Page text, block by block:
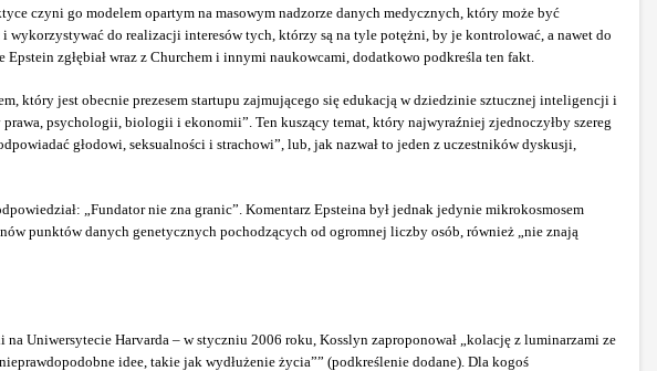
czyni go modelem opartym na masowym nadzorze danych medycznych, który może być
do realizacji interesów tych, którzy są na tyle potężni, by je kontrolować, a nawet do
zgłębiał wraz z Churchem i innymi naukowcami, dodatkowo podkreśla ten fakt.
który jest obecnie prezesem startupu zajmującego się edukacją w dziedzinie sztucznej inteligencji i
psychologii, biologii i ekonomii”. Ten kuszący temat, który najwyraźniej zjednoczyłby szereg
głodowi, seksualności i strachowi”, lub, jak nazwał to jeden z uczestników dyskusji,
„Fundator nie zna granic”. Komentarz Epsteina był jednak jedynie mikrokosmosem
punktów danych genetycznych pochodzących od ogromnej liczby osób, również „nie znają
Uniwersytecie Harvarda – w styczniu 2006 roku, Kosslyn zaproponował „kolację z luminarzami ze
idee, takie jak wydłużenie życia”” (podkreślenie dodane). Dla kogoś